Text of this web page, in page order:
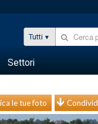
Tutti
Settori
le tue foto